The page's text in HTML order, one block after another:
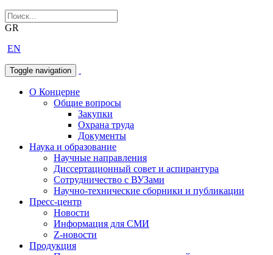
GR
EN
Toggle navigation
О Концерне
Общие вопросы
Закупки
Охрана труда
Документы
Наука и образование
Научные направления
Диссертационный совет и аспирантура
Сотрудничество с ВУЗами
Научно-технические сборники и публикации
Пресс-центр
Новости
Информация для СМИ
Z-новости
Продукция